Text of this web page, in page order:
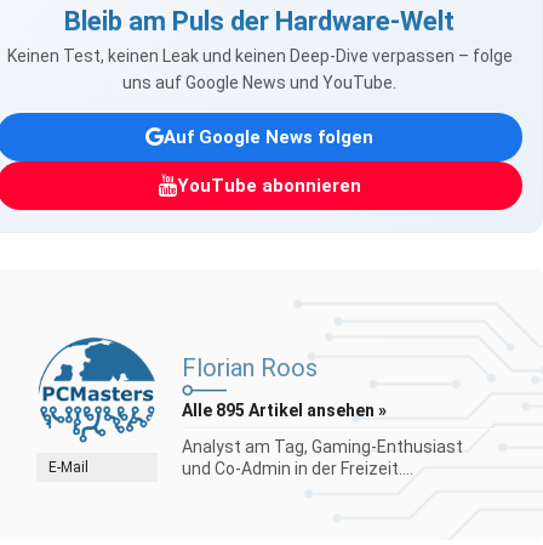
Bleib am Puls der Hardware-Welt
Keinen Test, keinen Leak und keinen Deep-Dive verpassen – folge
uns auf Google News und YouTube.
Auf Google News folgen
YouTube abonnieren
E-Mail
Florian Roos
Alle 895 Artikel ansehen »
Analyst am Tag, Gaming-Enthusiast
und Co-Admin in der Freizeit....